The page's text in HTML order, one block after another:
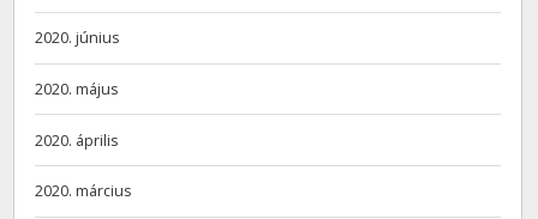
2020. június
2020. május
2020. április
2020. március